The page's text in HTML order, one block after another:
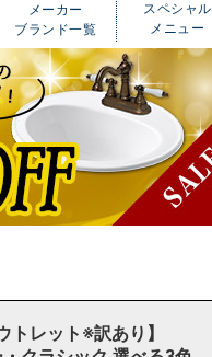
メーカー
ブランド一覧
スペシャル
メニュー
トレット※訳あり】